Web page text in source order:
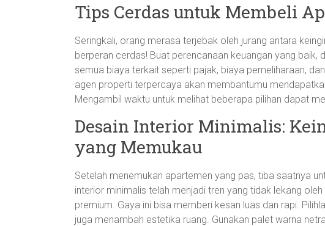
Tips Cerdas untuk Membeli
Seringkali, orang merasa terjebak oleh jurang antara
berperan cerdas! Buat perencanaan keuangan yang baik,
semua biaya terkait seperti pajak, biaya pemeliharaan,
agen properti terpercaya akan membantumu
Mengambil waktu untuk melihat beberapa pilihan dapat
Desain Interior Minimalis:
yang Memukau
Setelah menemukan apartemen yang pas, tiba saatnya
interior minimalis telah menjadi tren yang tidak lekang
premium. Gaya ini bisa memberi kesan luas dan rapi.
juga menambah estetika ruang. Gunakan palet warna